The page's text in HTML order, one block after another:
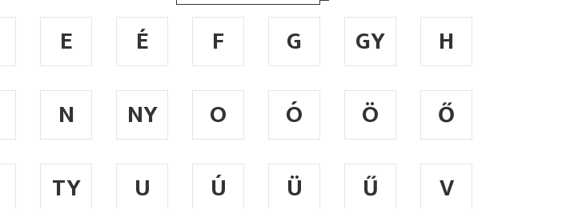
E É F G GY
H
N NY O Ó Ö
Ő
TY U Ú Ü Ű
V